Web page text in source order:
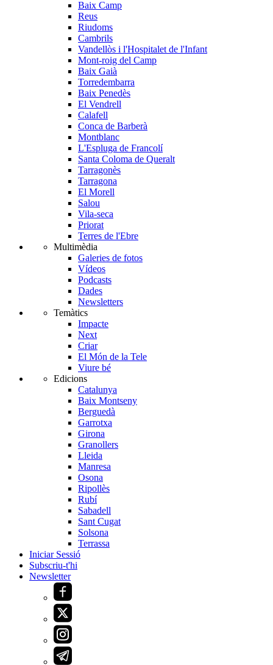
Baix Camp
Reus
Riudoms
Cambrils
Vandellòs i l'Hospitalet de l'Infant
Mont-roig del Camp
Baix Gaià
Torredembarra
Baix Penedès
El Vendrell
Calafell
Conca de Barberà
Montblanc
L'Espluga de Francolí
Santa Coloma de Queralt
Tarragonès
Tarragona
El Morell
Salou
Vila-seca
Priorat
Terres de l'Ebre
Multimèdia
Galeries de fotos
Vídeos
Podcasts
Dades
Newsletters
Temàtics
Impacte
Next
Criar
El Món de la Tele
Viure bé
Edicions
Catalunya
Baix Montseny
Berguedà
Garrotxa
Girona
Granollers
Lleida
Manresa
Osona
Ripollès
Rubí
Sabadell
Sant Cugat
Solsona
Terrassa
Iniciar Sessió
Subscriu-t'hi
Newsletter